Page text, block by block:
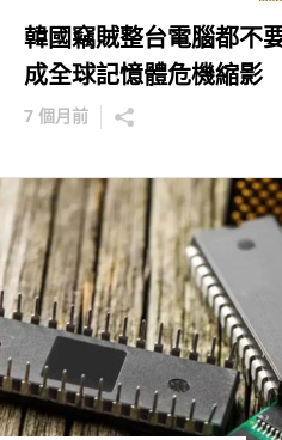
韓國竊賊整台電腦都不
成全球記憶體危機縮影
7 個月前